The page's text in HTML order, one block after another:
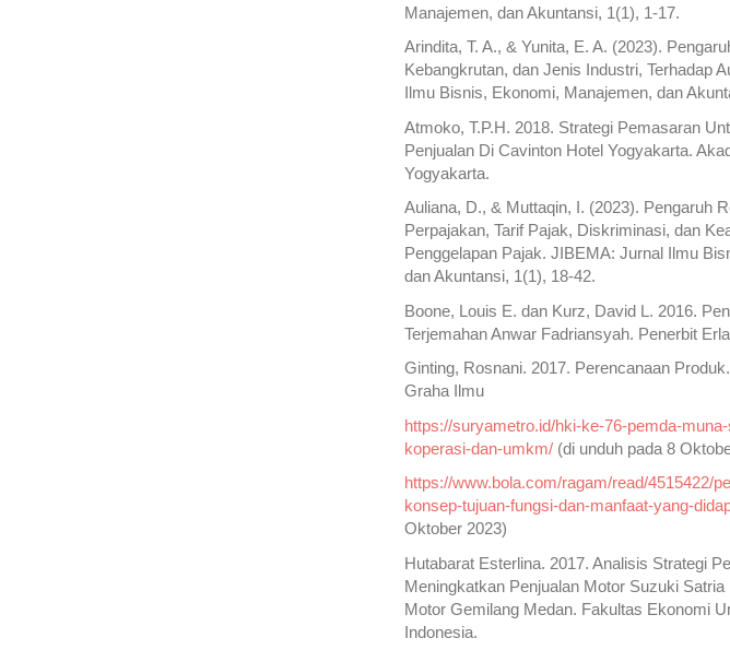
Manajemen, dan Akuntansi, 1(1), 1-17.
Arindita, T. A., & Yunita, E. A. (2023).
Kebangkrutan, dan Jenis Industri, Terhadap
Ilmu Bisnis, Ekonomi, Manajemen, dan
Atmoko, T.P.H. 2018. Strategi Pemasaran
Penjualan Di Cavinton Hotel Yogyakarta.
Yogyakarta.
Auliana, D., & Muttaqin, I. (2023). Pengaruh
Perpajakan, Tarif Pajak, Diskriminasi, dan
Penggelapan Pajak. JIBEMA: Jurnal Ilmu
dan Akuntansi, 1(1), 18-42.
Boone, Louis E. dan Kurz, David L. 2016.
Terjemahan Anwar Fadriansyah. Penerbit
Ginting, Rosnani. 2017. Perencanaan
Graha Ilmu
https://suryametro.id/hki-ke-76-pemda-
koperasi-dan-umkm/ (di unduh pada 8
https://www.bola.com/ragam/read/4515422/
konsep-tujuan-fungsi-dan-manfaat-yang-
Oktober 2023)
Hutabarat Esterlina. 2017. Analisis Strategi
Meningkatkan Penjualan Motor Suzuki Satria
Motor Gemilang Medan. Fakultas Ekonomi
Indonesia.